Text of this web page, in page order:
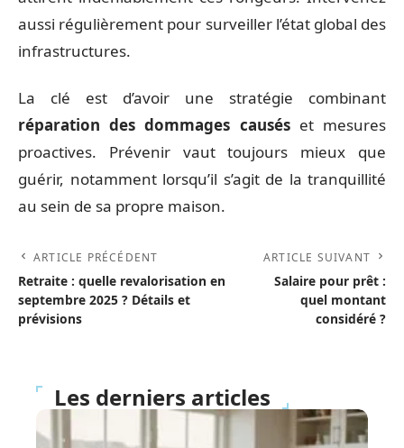
aussi régulièrement pour surveiller l’état global des
infrastructures.
La clé est d’avoir une stratégie combinant
réparation des dommages causéset mesures
proactives. Prévenir vaut toujours mieux que
guérir, notamment lorsqu’il s’agit de la tranquillité
au sein de sa propre maison.
ARTICLE PRÉCÉDENT
Retraite : quelle revalorisation en
septembre 2025 ? Détails et
prévisions
ARTICLE SUIVANT
Salaire pour prêt :
quel montant
considéré ?
Les derniers articles